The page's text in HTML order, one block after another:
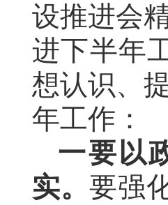
设推进会
进下半年
想认识、
年工作：
一要以
实。 要强